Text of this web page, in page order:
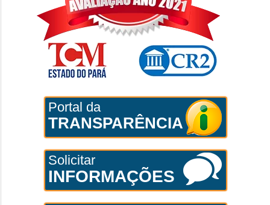
Portal da
TRANSPARÊNCIA
Solicitar
INFORMAÇÕES